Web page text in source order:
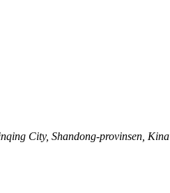
City, Shandong-provinsen, Kina